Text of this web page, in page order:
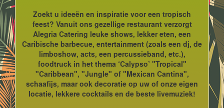
Zoekt u ideeën en inspiratie voor een tropisch
feest? Vanuit ons gezellige restaurant verzorgt
Alegria Catering leuke shows, lekker eten, een
Caribische barbecue, entertainment (zoals een dj, de
limboshow, acts, een percussieband, etc.),
foodtruck in het thema ‘Calypso’ "Tropical"
"Caribbean", "Jungle" of "Mexican Cantina",
schaafijs, maar ook decoratie op uw of onze eigen
locatie, lekkere cocktails en de beste livemuziek!